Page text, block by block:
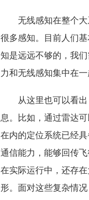
无线感知在整个
很多感知。目前人们
知是远远不够的，我
力和无线感知集中在
从这里也可以看
息。比如，通过雷达
在内的定位系统已经
通信能力，能够回传
在实际运行中，还存
形。面对这些复杂情